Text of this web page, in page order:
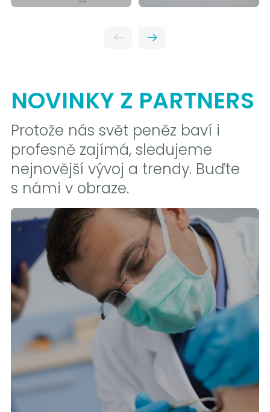
NOVINKY Z PARTNERS
Protože nás svět peněz baví i
profesně zajímá, sledujeme
nejnovější vývoj a trendy. Buďte
s námi v obraze.